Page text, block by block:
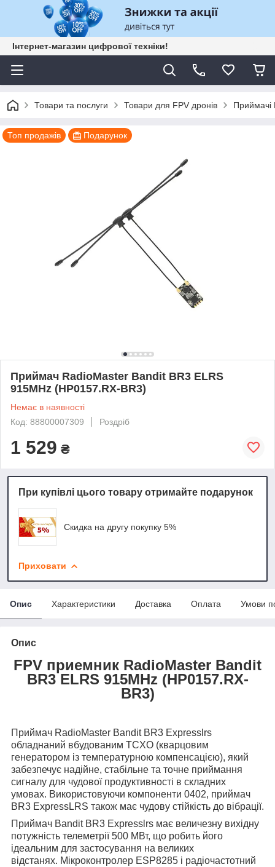
Інтернет-магазин цифрової техніки!
Товари та послуги Товари для FPV дронів Приймачі
Топ продажів Подарунок
Приймач RadioMaster Bandit BR3 ELRS
915MHz (HP0157.RX-BR3)
Немає в наявності
Код: 88800007309
Роздріб
1 529 ₴
При купівлі цього товару отримайте подарунок
Скидка на другу покупку 5%
Приховати
Опис Характеристики Доставка Оплата Умови
Опис
FPV приемник RadioMaster Bandit
BR3 ELRS 915MHz (HP0157.RX-
BR3)
Приймач RadioMaster Bandit BR3 Expresslrs
обладнаний вбудованим TCXO (кварцовим
генератором із температурною компенсацією), який
забезпечує надійне, стабільне та точне приймання
сигналу для чудової продуктивності в складних
умовах. Використовуючи компоненти 0402, приймач
BR3 ExpressLRS також має чудову стійкість до вібрації.
Приймач Bandit BR3 Expresslrs має величезну вихідну
потужність телеметрії 500 МВт, що робить його
ідеальним для застосування на великих
відстанях. Мікроконтролер ESP8285 і радіочастотний